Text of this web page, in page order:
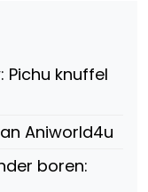
Pichu knuffel
Aniworld4u
boren: